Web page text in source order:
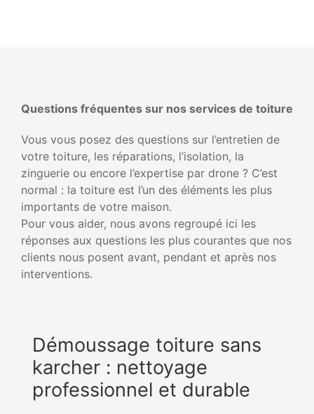
Questions fréquentes sur nos services de toiture
Vous vous posez des questions sur l’entretien de
votre toiture, les réparations, l’isolation, la
zinguerie ou encore l’expertise par drone ? C’est
normal : la toiture est l’un des éléments les plus
importants de votre maison.
Pour vous aider, nous avons regroupé ici les
réponses aux questions les plus courantes que nos
clients nous posent avant, pendant et après nos
interventions.
Démoussage toiture sans
karcher : nettoyage
professionnel et durable